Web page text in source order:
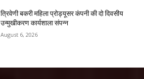
त्रिवेणी बकरी महिला प्रोड्यूसर कंपनी की दो दिवसीय
उन्मुखीकरण कार्यशाला संपन्न
August 6, 2026